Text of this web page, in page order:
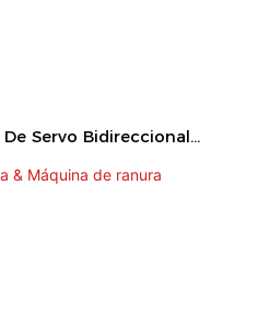
Servo Bidireccional